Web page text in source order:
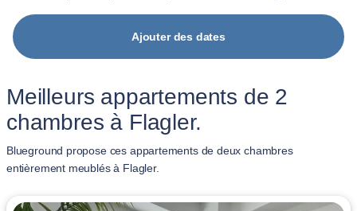
Ajouter des dates
Meilleurs appartements de 2
chambres à Flagler.
Blueground propose ces appartements de deux chambres
entièrement meublés à Flagler.